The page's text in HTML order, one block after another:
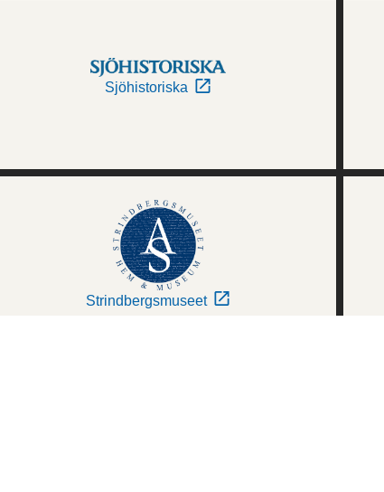
Sjöhistoriska
Strindbergsmuseet